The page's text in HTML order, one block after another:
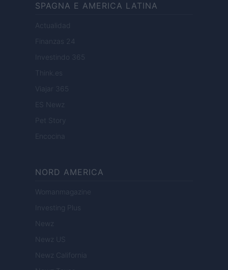
SPAGNA E AMERICA LATINA
Actualidad
Finanzas 24
Investindo 365
Think.es
Viajar 365
ES Newz
Pet Story
Encocina
NORD AMERICA
Womanmagazine
Investing Plus
Newz
Newz US
Newz California